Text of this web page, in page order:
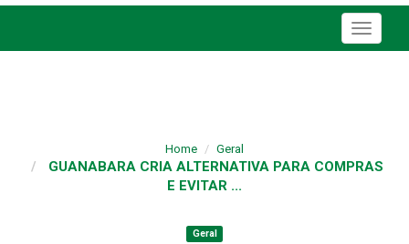
Toggle
Home Geral
GUANABARA CRIA ALTERNATIVA PARA COMPRAS
E EVITAR ...
Geral